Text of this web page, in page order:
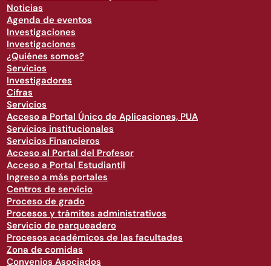
Noticias
Agenda de eventos
Investigaciones
Investigaciones
¿Quiénes somos?
Servicios
Investigadores
Cifras
Servicios
Acceso a Portal Único de Aplicaciones, PUA
Servicios institucionales
Servicios Financieros
Acceso al Portal del Profesor
Acceso a Portal Estudiantil
Ingreso a más portales
Centros de servicio
Proceso de grado
Procesos y trámites administrativos
Servicio de parqueadero
Procesos académicos de las facultades
Zona de comidas
Convenios Asociados